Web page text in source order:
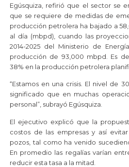
Egúsquiza, refirió que el sector se
que se requiere de medidas de
producción petrolera ha bajado a
al día (mbpd), cuando las
2014-2025 del Ministerio de
producción de 93,000 mbpd. Es
38% en la producción petrolera
“Estamos en una crisis. El nivel de
significado que en muchas
personal”, subrayó Egúsquiza.
El ejecutivo explicó que la
costos de las empresas y así
pozos, tal como ha venido
En promedio las regalías varían
reducir esta tasa a la mitad.